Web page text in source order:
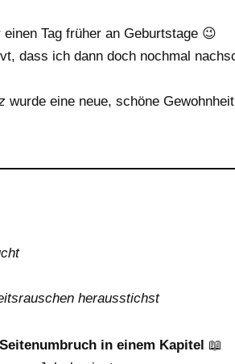
Tag früher an Geburtstage 😉
dass ich dann doch nochmal
wurde eine neue, schöne
herausstichst
in einem Kapitel 📖